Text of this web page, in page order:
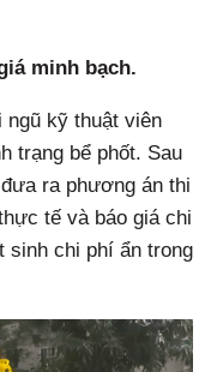
minh bạch.
ngũ kỹ thuật viên
trạng bể phốt. Sau
ra phương án thi
tế và báo giá chi
sinh chi phí ẩn trong